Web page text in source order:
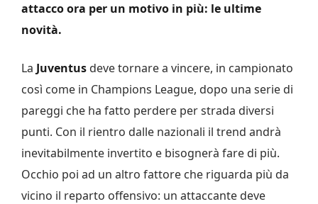
attacco ora per un motivo in più: le ultime
novità.
La Juventus deve tornare a vincere, in campionato
così come in Champions League, dopo una serie di
pareggi che ha fatto perdere per strada diversi
punti. Con il rientro dalle nazionali il trend andrà
inevitabilmente invertito e bisognerà fare di più.
Occhio poi ad un altro fattore che riguarda più da
vicino il reparto offensivo: un attaccante deve